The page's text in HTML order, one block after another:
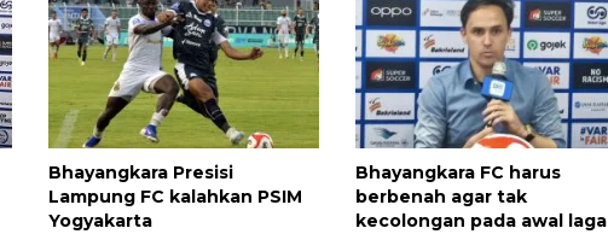
Bhayangkara Presisi
Lampung FC kalahkan PSIM
Yogyakarta
Bhayangkara FC harus
berbenah agar tak
kecolongan pada awal laga